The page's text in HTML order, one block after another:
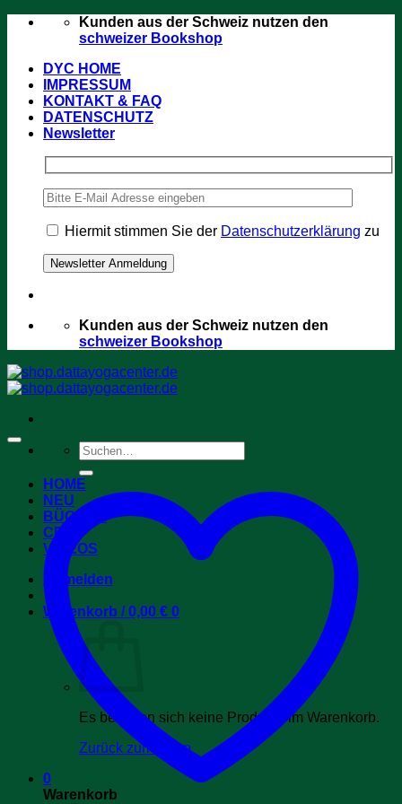
Zum
Kunden aus der Schweiz nutzen den
schweizer Bookshop
DYC HOME
IMPRESSUM
KONTAKT & FAQ
DATENSCHUTZ
Newsletter
Hiermit stimmen Sie der Datenschutzerklärung zu
Kunden aus der Schweiz nutzen den
schweizer Bookshop
Suchen
nach:
HOME
NEU
BÜCHER
CDs
VIDEOS
Anmelden
Warenkorb /0,00 € 0
Es befinden sich keine Produkte im Warenkorb.
Zurück zum Shop
0
Warenkorb